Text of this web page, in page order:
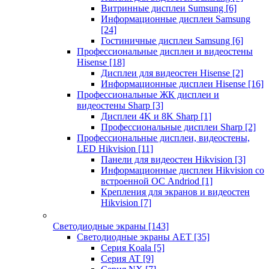
Витринные дисплеи Sumsung [6]
Информационные дисплеи Samsung
[24]
Гостиничные дисплеи Samsung [6]
Профессиональные дисплеи и видеостены
Hisense [18]
Дисплеи для видеостен Hisense [2]
Информационные дисплеи Hisense [16]
Профессиональные ЖК дисплеи и
видеостены Sharp [3]
Дисплеи 4K и 8K Sharp [1]
Профессиональные дисплеи Sharp [2]
Профессиональные дисплеи, видеостены,
LED Hikvision [11]
Панели для видеостен Hikvision [3]
Информационные дисплеи Hikvision со
встроенной ОС Andriod [1]
Крепления для экранов и видеостен
Hikvision [7]
Светодиодные экраны [143]
Светодиодные экраны AET [35]
Cерия Koala [5]
Серия AT [9]